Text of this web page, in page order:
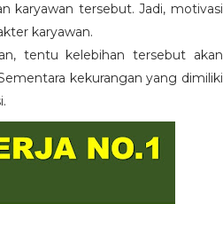
karyawan tersebut. Jadi, motivasi
karyawan.
tentu kelebihan tersebut akan
kekurangan yang dimiliki